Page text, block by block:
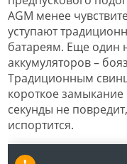
AGM менее
уступают
батареям. Еще один
аккумуляторов –
Традиционным
короткое
секунды не
испортится.